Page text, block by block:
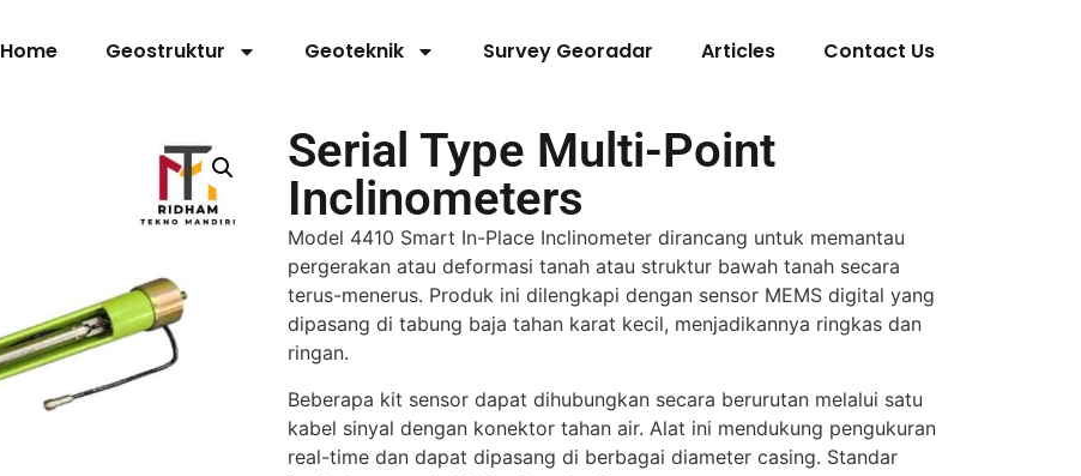
Home Geostruktur Geoteknik Survey Georadar Articles Contact Us
Serial Type Multi-Point
Inclinometers
Model 4410 Smart In-Place Inclinometer dirancang untuk memantau
pergerakan atau deformasi tanah atau struktur bawah tanah secara
terus-menerus. Produk ini dilengkapi dengan sensor MEMS digital yang
dipasang di tabung baja tahan karat kecil, menjadikannya ringkas dan
ringan.
Beberapa kit sensor dapat dihubungkan secara berurutan melalui satu
kabel sinyal dengan konektor tahan air. Alat ini mendukung pengukuran
real-time dan dapat dipasang di berbagai diameter casing. Standar